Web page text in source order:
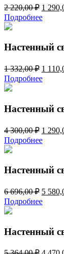
2 220,00₽
цена
1
Подробнее
Настенный
1 332,00₽
цена
332,00
1
Подробнее
Настенный
4 300,00₽
цена
1
Подробнее
Настенный
6 696,00₽
цена
696,00
5
Подробнее
Настенный